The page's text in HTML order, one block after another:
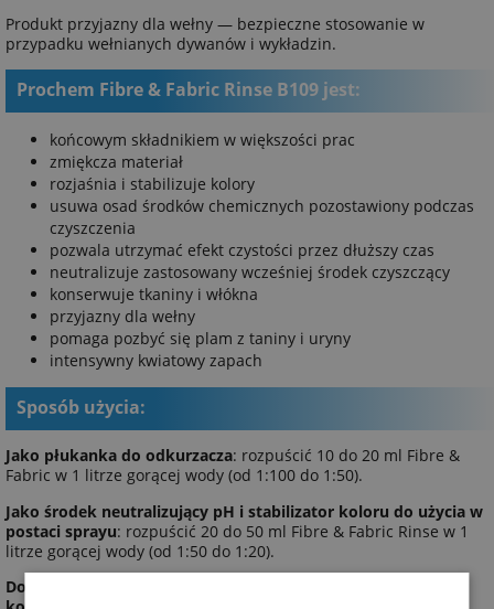
Produkt przyjazny dla wełny — bezpieczne stosowanie w
przypadku wełnianych dywanów i wykładzin.
Prochem Fibre & Fabric Rinse B109 jest:
końcowym składnikiem w większości prac
zmiękcza materiał
rozjaśnia i stabilizuje kolory
usuwa osad środków chemicznych pozostawiony podczas
czyszczenia
pozwala utrzymać efekt czystości przez dłuższy czas
neutralizuje zastosowany wcześniej środek czyszczący
konserwuje tkaniny i włókna
przyjazny dla wełny
pomaga pozbyć się plam z taniny i uryny
intensywny kwiatowy zapach
Sposób użycia:
Jako płukanka do odkurzacza: rozpuścić 10 do 20 ml Fibre &
Fabric w 1 litrze gorącej wody (od 1:100 do 1:50).
Jako środek neutralizujący pH i stabilizator koloru do użycia w
postaci sprayu: rozpuścić 20 do 50 ml Fibre & Fabric Rinse w 1
litrze gorącej wody (od 1:50 do 1:20).
Do użycia za pomocą dozownika w celu sporządzenia